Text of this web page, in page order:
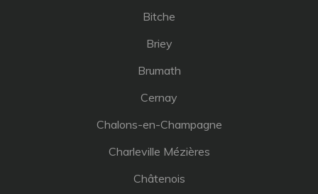
Bitche
Briey
Brumath
Cernay
Chalons-en-Champagne
Charleville Mézières
Châtenois